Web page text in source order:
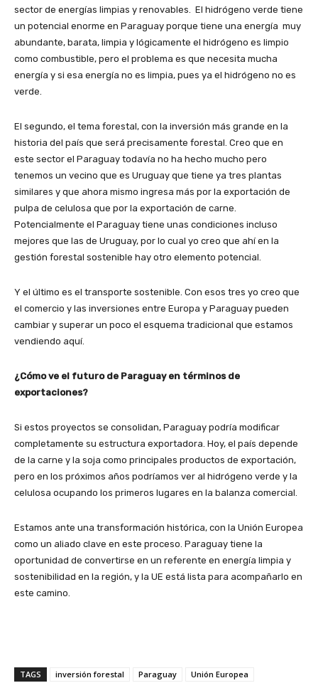
sector de energías limpias y renovables. El hidrógeno verde tiene
un potencial enorme en Paraguay porque tiene una energía muy
abundante, barata, limpia y lógicamente el hidrógeno es limpio
como combustible, pero el problema es que necesita mucha
energía y si esa energía no es limpia, pues ya el hidrógeno no es
verde.
El segundo, el tema forestal, con la inversión más grande en la
historia del país que será precisamente forestal. Creo que en
este sector el Paraguay todavía no ha hecho mucho pero
tenemos un vecino que es Uruguay que tiene ya tres plantas
similares y que ahora mismo ingresa más por la exportación de
pulpa de celulosa que por la exportación de carne.
Potencialmente el Paraguay tiene unas condiciones incluso
mejores que las de Uruguay, por lo cual yo creo que ahí en la
gestión forestal sostenible hay otro elemento potencial.
Y el último es el transporte sostenible. Con esos tres yo creo que
el comercio y las inversiones entre Europa y Paraguay pueden
cambiar y superar un poco el esquema tradicional que estamos
vendiendo aquí.
¿Cómo ve el futuro de Paraguay en términos de
exportaciones?
Si estos proyectos se consolidan, Paraguay podría modificar
completamente su estructura exportadora. Hoy, el país depende
de la carne y la soja como principales productos de exportación,
pero en los próximos años podríamos ver al hidrógeno verde y la
celulosa ocupando los primeros lugares en la balanza comercial.
Estamos ante una transformación histórica, con la Unión Europea
como un aliado clave en este proceso. Paraguay tiene la
oportunidad de convertirse en un referente en energía limpia y
sostenibilidad en la región, y la UE está lista para acompañarlo en
este camino.
TAGS inversión forestal Paraguay Unión Europea